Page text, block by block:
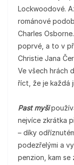
Lockwoodové.
románové
Charles
poprvé, a to v
Christie Jana
Ve všech hrách
říct, že je každá
Past myši
nejvíce zkrátka
– díky
podezřelými a
penzion, kam se